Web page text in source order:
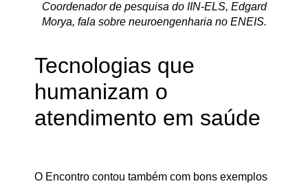
Coordenador de pesquisa do IIN-ELS, Edgard
Morya, fala sobre neuroengenharia no ENEIS.
Tecnologias que
humanizam o
atendimento em saúde
O Encontro contou também com bons exemplos